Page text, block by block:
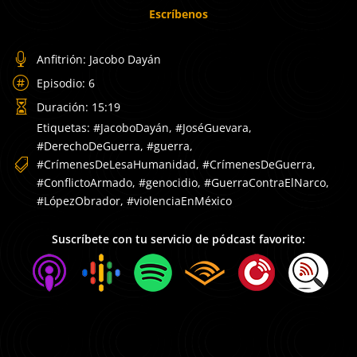
Escríbenos
 Anfitrión: Jacobo Dayán
 Episodio: 6
 Duración: 15:19

Etiquetas: #JacoboDayán, #JoséGuevara,
#DerechoDeGuerra, #guerra,
#CrímenesDeLesaHumanidad, #CrímenesDeGuerra,
#ConflictoArmado, #genocidio, #GuerraContraElNarco,
#LópezObrador, #violenciaEnMéxico
Suscríbete con tu servicio de pódcast favorito: